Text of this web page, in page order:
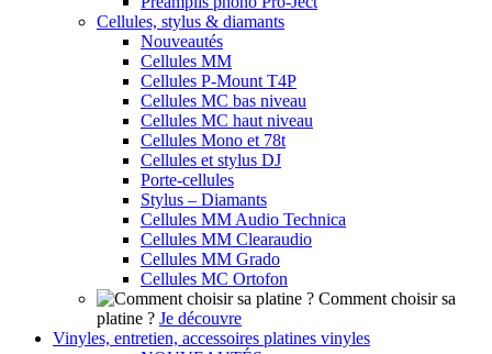
Cellules, stylus & diamants
Nouveautés
Cellules MM
Cellules P-Mount T4P
Cellules MC bas niveau
Cellules MC haut niveau
Cellules Mono et 78t
Cellules et stylus DJ
Porte-cellules
Stylus – Diamants
Cellules MM Audio Technica
Cellules MM Clearaudio
Cellules MM Grado
Cellules MC Ortofon
Comment choisir sa
platine ? Je découvre
Vinyles, entretien, accessoires platines vinyles